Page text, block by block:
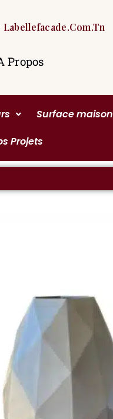
Labellefacade.com.tn
Propos
Surface maison
Projets